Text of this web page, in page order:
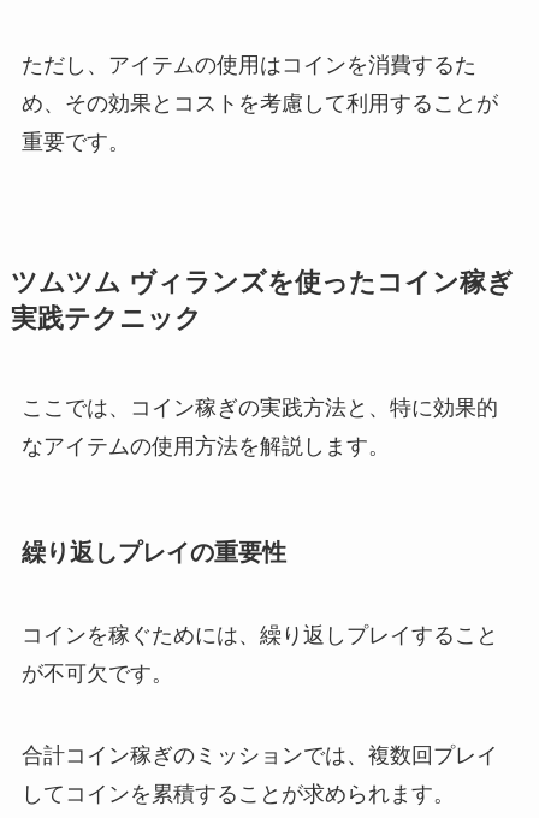
ただし、アイテムの使用はコインを消費するた
め、その効果とコストを考慮して利用することが
重要です。
ツムツム ヴィランズを使ったコイン稼ぎ
実践テクニック
ここでは、コイン稼ぎの実践方法と、特に効果的
なアイテムの使用方法を解説します。
繰り返しプレイの重要性
コインを稼ぐためには、繰り返しプレイすること
が不可欠です。
合計コイン稼ぎのミッションでは、複数回プレイ
してコインを累積することが求められます。